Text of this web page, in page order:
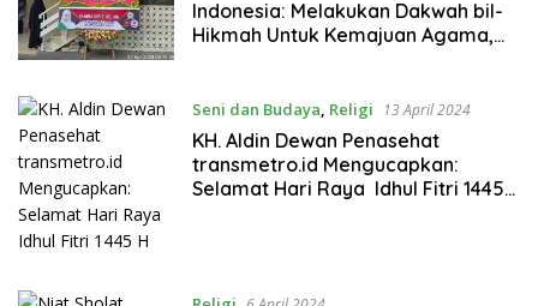
Indonesia: Melakukan Dakwah bil-
Hikmah Untuk Kemajuan Agama,
Seni dan Budaya, Religi 13 April 2024
KH. Aldin Dewan Penasehat
transmetro.id Mengucapkan:
Selamat Hari Raya Idhul Fitri 1445